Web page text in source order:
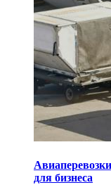
для бизнеса